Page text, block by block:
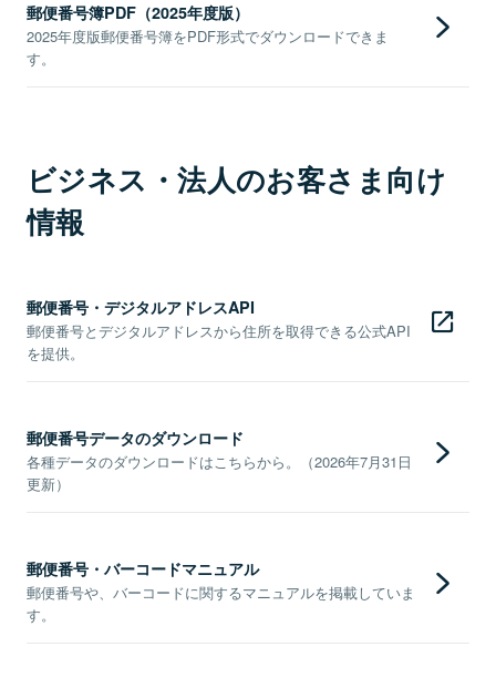
郵便番号簿PDF（2025年度版）
2025年度版郵便番号簿をPDF形式でダウンロードできま
す。
ビジネス・法人のお客さま向け
情報
郵便番号・デジタルアドレスAPI
郵便番号とデジタルアドレスから住所を取得できる公式API
を提供。
郵便番号データのダウンロード
各種データのダウンロードはこちらから。（2026年7月31日
更新）
郵便番号・バーコードマニュアル
郵便番号や、バーコードに関するマニュアルを掲載していま
す。